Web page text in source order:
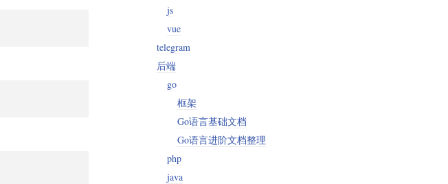
js
vue
telegram
后端
go
框架
Go语言基础文档
Go语言进阶文档整理
php
java